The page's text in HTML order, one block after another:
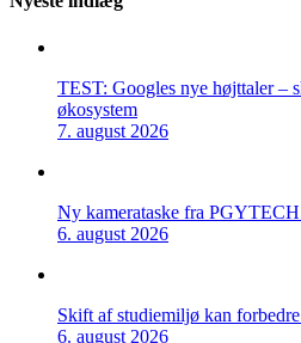
TEST: Googles nye højttaler –
økosystem
7. august 2026
Ny kamerataske fra
6. august 2026
Skift af studiemiljø kan
6. august 2026